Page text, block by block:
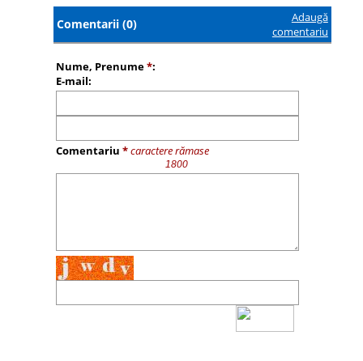
Comentarii (0)
Adaugă
comentariu
Nume, Prenume*:
E-mail:
Comentariu *caractere rămase